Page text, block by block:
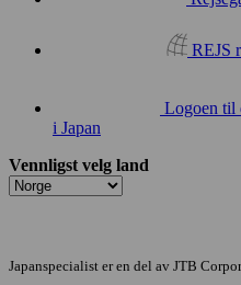
REJS
Logoen til
i Japan
Vennligst velg land
Japanspecialist er en del av JTB